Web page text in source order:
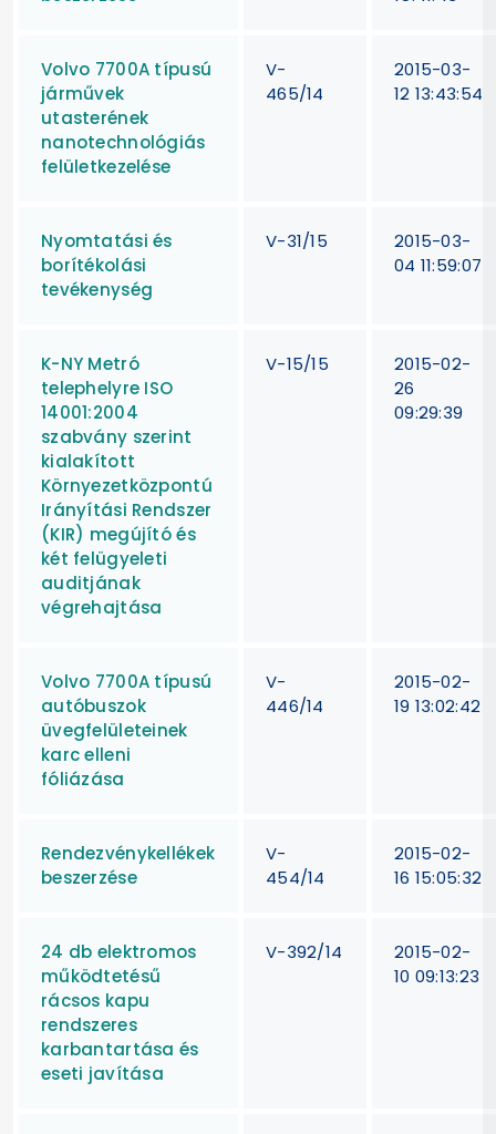
Volvo 7700A típusú
járművek
utasterének
nanotechnológiás
felületkezelése
V-
465/14
2015-03-
12 13:43:54
Nyomtatási és
borítékolási
tevékenység
V-31/15
2015-03-
04 11:59:07
K-NY Metró
telephelyre ISO
14001:2004
szabvány szerint
kialakított
Környezetközpontú
Irányítási Rendszer
(KIR) megújító és
két felügyeleti
auditjának
végrehajtása
V-15/15
2015-02-
26
09:29:39
Volvo 7700A típusú
autóbuszok
üvegfelületeinek
karc elleni
fóliázása
V-
446/14
2015-02-
19 13:02:42
Rendezvénykellékek
beszerzése
V-
454/14
2015-02-
16 15:05:32
24 db elektromos
működtetésű
rácsos kapu
rendszeres
karbantartása és
eseti javítása
V-392/14
2015-02-
10 09:13:23